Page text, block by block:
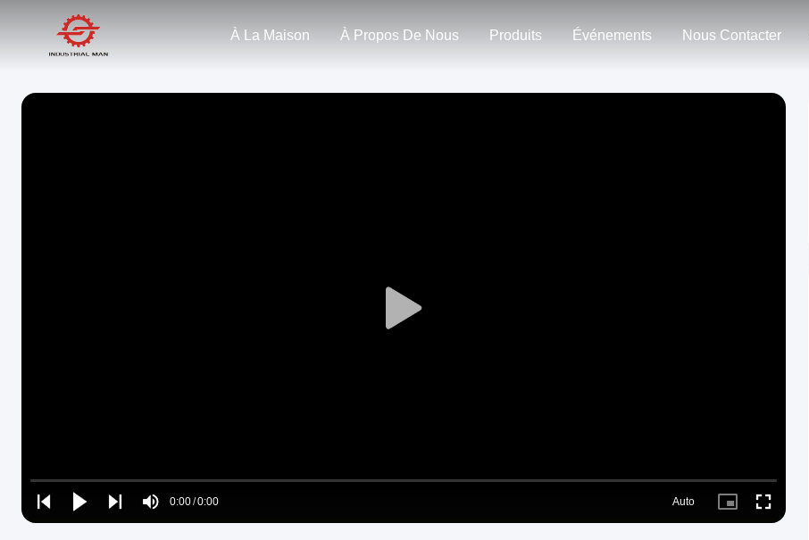
À La Maison À Propos De Nous Produits Événements Nous Contacter
Play
Play
Play
Play
Mute0:00/0:00
Loaded:
0%
Auto
Picture- Fullscreen